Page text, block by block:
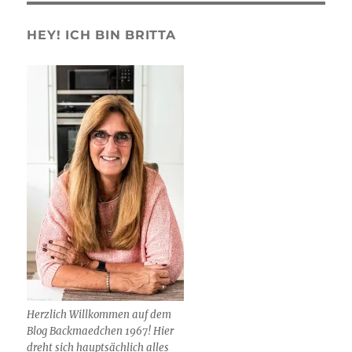
HEY! ICH BIN BRITTA
Herzlich Willkommen auf dem
Blog Backmaedchen 1967! Hier
dreht sich hauptsächlich alles